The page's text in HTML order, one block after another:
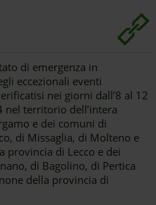
di emergenza in
eccezionali eventi
nei giorni dall’8 al 12
nel territorio dell’intera
e dei comuni di
di Missaglia, di Molteno e
provincia di Lecco e dei
di Bagolino, di Pertica
della provincia di